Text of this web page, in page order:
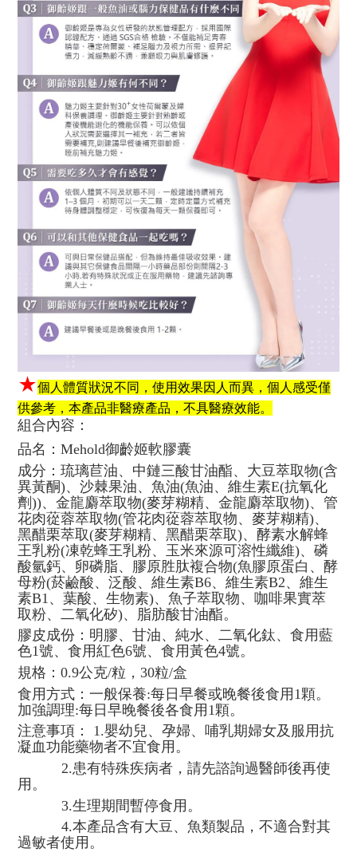
★個人體質狀況不同，使用效果因人而異，個人感受僅
供參考，本產品非醫療產品，不具醫療效能。
組合內容：
品名：Mehold御齡姬軟膠囊
成分：琉璃苣油、中鏈三酸甘油酯、大豆萃取物(含
異黃酮)、沙棘果油、魚油(魚油、維生素E(抗氧化
劑))、金龍麝萃取物(麥芽糊精、金龍麝萃取物)、管
花肉蓯蓉萃取物(管花肉蓯蓉萃取物、麥芽糊精)、
黑醋栗萃取(麥芽糊精、黑醋栗萃取)、酵素水解蜂
王乳粉(凍乾蜂王乳粉、玉米來源可溶性纖維)、磷
酸氫鈣、卵磷脂、膠原胜肽複合物(魚膠原蛋白、酵
母粉(菸鹼酸、泛酸、維生素B6、維生素B2、維生
素B1、葉酸、生物素)、魚子萃取物、咖啡果實萃
取粉、二氧化矽)、脂肪酸甘油酯。
膠皮成份：明膠、甘油、純水、二氧化鈦、食用藍
色1號、食用紅色6號、食用黃色4號。
規格：0.9公克/粒，30粒/盒
食用方式：一般保養:每日早餐或晚餐後食用1顆。
加強調理:每日早晚餐後各食用1顆。
注意事項： 1.嬰幼兒、孕婦、哺乳期婦女及服用抗
凝血功能藥物者不宜食用。
2.患有特殊疾病者，請先諮詢過醫師後再使
用。
3.生理期間暫停食用。
4.本產品含有大豆、魚類製品，不適合對其
過敏者使用。